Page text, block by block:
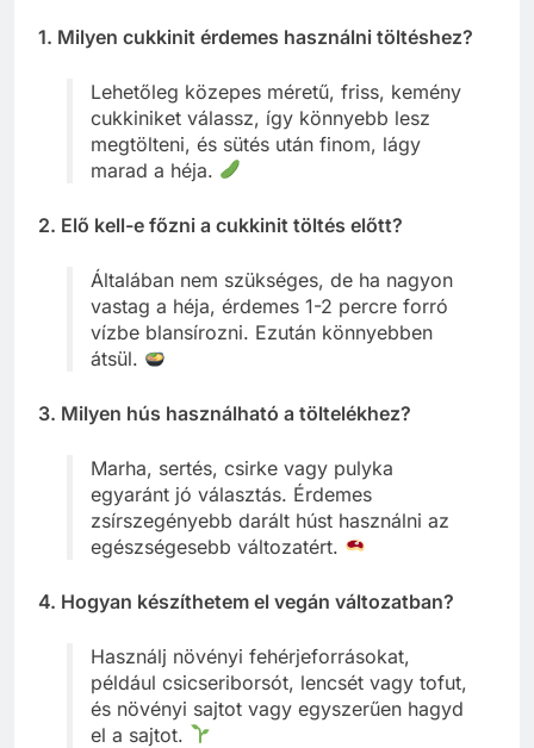
1. Milyen cukkinit érdemes használni töltéshez?
Lehetőleg közepes méretű, friss, kemény
cukkiniket válassz, így könnyebb lesz
megtölteni, és sütés után finom, lágy
marad a héja.
2. Elő kell-e főzni a cukkinit töltés előtt?
Általában nem szükséges, de ha nagyon
vastag a héja, érdemes 1-2 percre forró
vízbe blansírozni. Ezután könnyebben
átsül.
3. Milyen hús használható a töltelékhez?
Marha, sertés, csirke vagy pulyka
egyaránt jó választás. Érdemes
zsírszegényebb darált húst használni az
egészségesebb változatért.
4. Hogyan készíthetem el vegán változatban?
Használj növényi fehérjeforrásokat,
például csicseriborsót, lencsét vagy tofut,
és növényi sajtot vagy egyszerűen hagyd
el a sajtot.